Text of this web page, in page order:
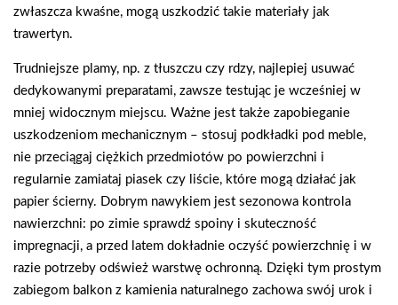
zwłaszcza kwaśne, mogą uszkodzić takie materiały jak
trawertyn.
Trudniejsze plamy, np. z tłuszczu czy rdzy, najlepiej usuwać
dedykowanymi preparatami, zawsze testując je wcześniej w
mniej widocznym miejscu. Ważne jest także zapobieganie
uszkodzeniom mechanicznym – stosuj podkładki pod meble,
nie przeciągaj ciężkich przedmiotów po powierzchni i
regularnie zamiataj piasek czy liście, które mogą działać jak
papier ścierny. Dobrym nawykiem jest sezonowa kontrola
nawierzchni: po zimie sprawdź spoiny i skuteczność
impregnacji, a przed latem dokładnie oczyść powierzchnię i w
razie potrzeby odśwież warstwę ochronną. Dzięki tym prostym
zabiegom balkon z kamienia naturalnego zachowa swój urok i